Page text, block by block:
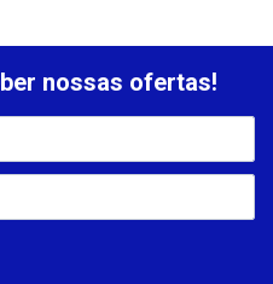
nossas ofertas!